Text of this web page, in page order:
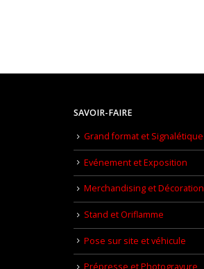
SAVOIR-FAIRE
Grand format et Signalétique
Evénement et Exposition
Merchandising et Décoration
Stand et Oriflamme
Pose sur site et véhicule